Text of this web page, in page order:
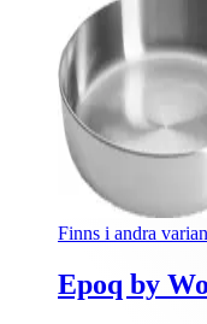
Finns i andra
Epoq by